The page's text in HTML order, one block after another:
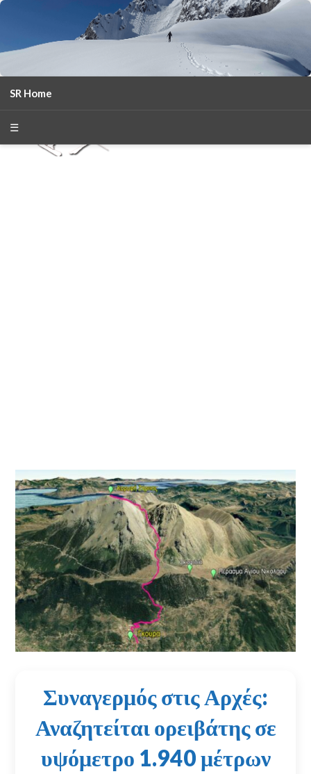
SR Home
☰
Συναγερμός στις Αρχές:
Αναζητείται ορειβάτης σε
υψόμετρο 1.940 μέτρων